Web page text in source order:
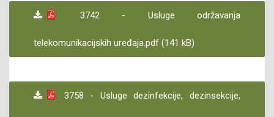
3742 - Usluge održavanja
telekomunikacijskih uređaja.pdf (141 kB)
3758 - Usluge dezinfekcije, dezinsekcije,